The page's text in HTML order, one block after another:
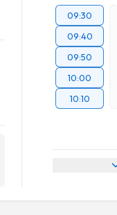
09:30
09:40
09:50
10:00
10:10